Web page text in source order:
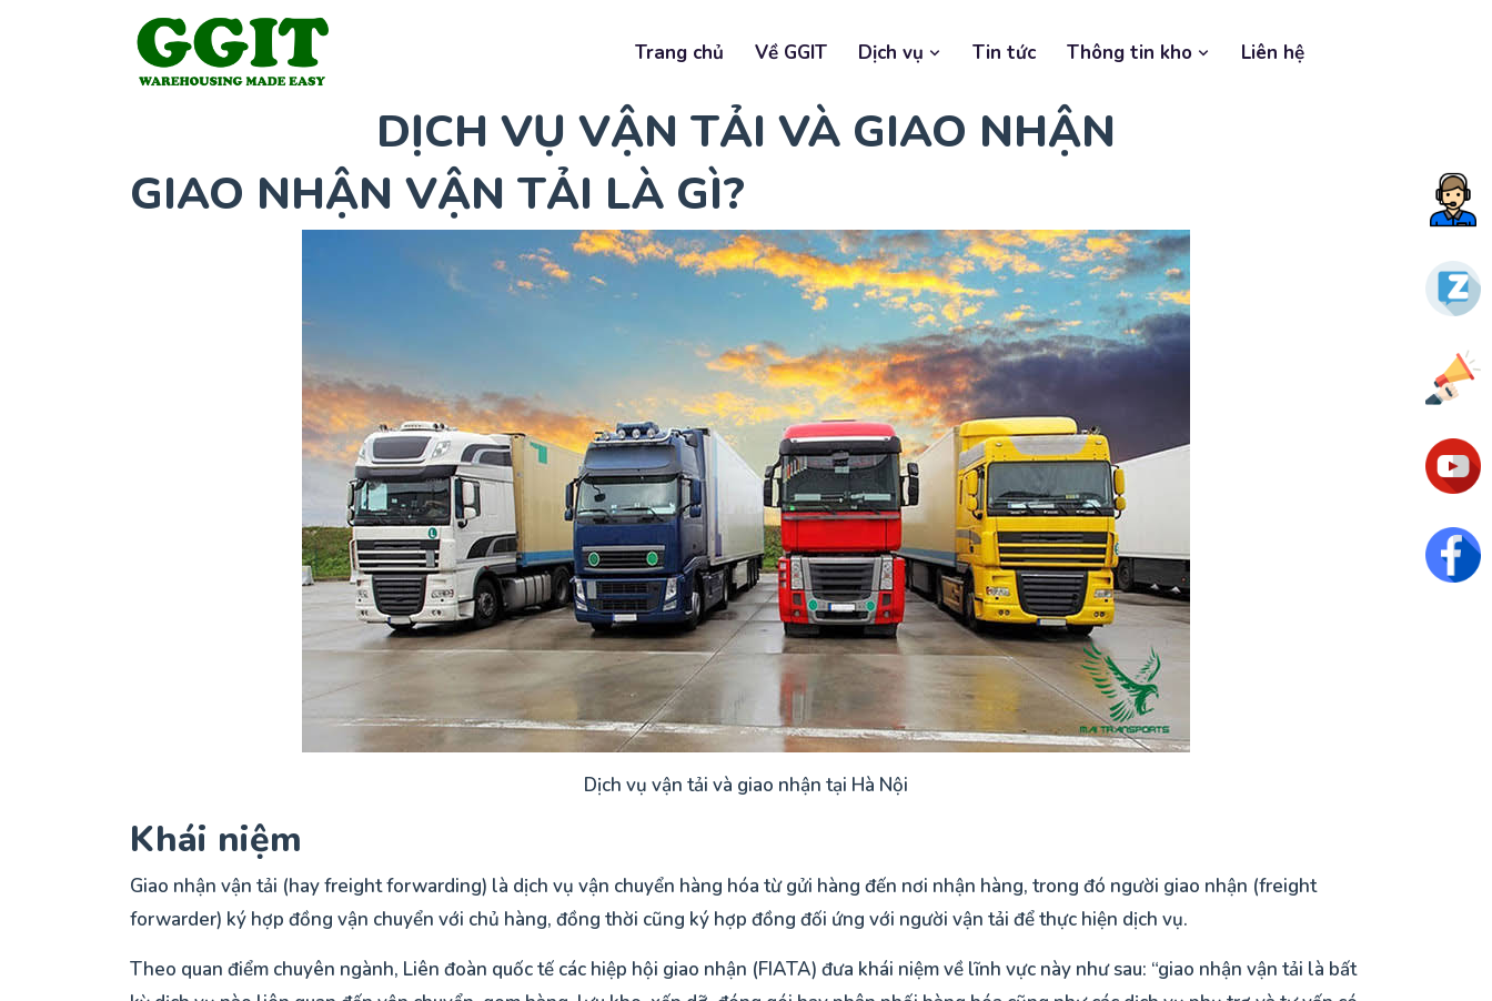
Trang chủ Về GGIT Dịch vụ Tin tức Thông tin kho Liên hệ
DỊCH VỤ VẬN TẢI VÀ GIAO NHẬN
GIAO NHẬN VẬN TẢI LÀ GÌ?
Dịch vụ vận tải và giao nhận tại Hà Nội
Khái niệm
Giao nhận vận tải (hay freight forwarding) là dịch vụ vận chuyển hàng hóa từ gửi hàng đến nơi nhận hàng, trong đó người giao nhận (freight
forwarder) ký hợp đồng vận chuyển với chủ hàng, đồng thời cũng ký hợp đồng đối ứng với người vận tải để thực hiện dịch vụ.
Theo quan điểm chuyên ngành, Liên đoàn quốc tế các hiệp hội giao nhận (FIATA) đưa khái niệm về lĩnh vực này như sau: “giao nhận vận tải là bất
Tư
vấn
Zalo
Ưu